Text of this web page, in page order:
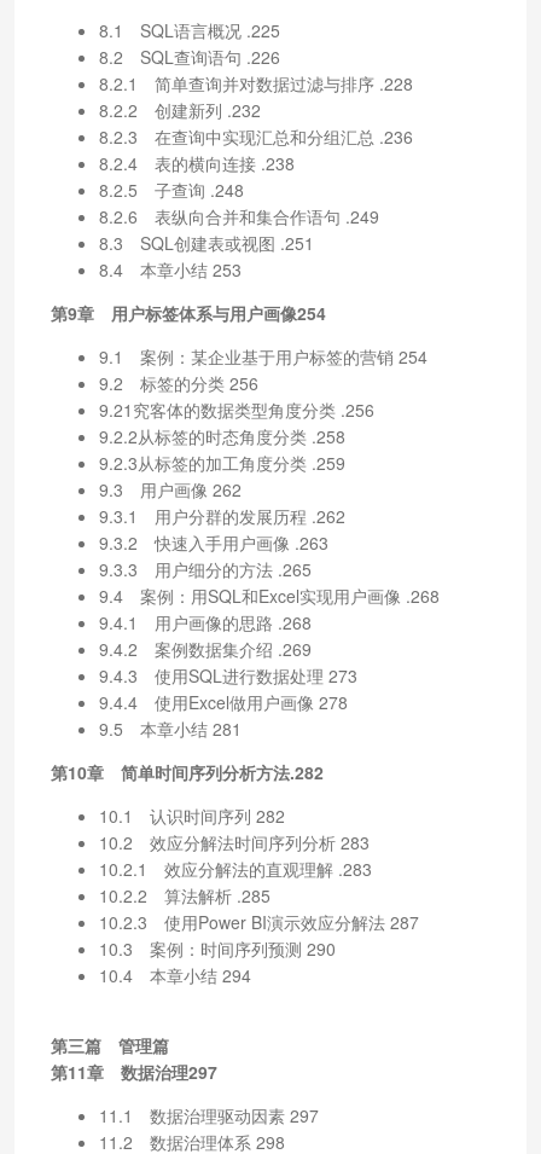
8.1 SQL语言概况 .225
8.2 SQL查询语句 .226
8.2.1 简单查询并对数据过滤与排序 .228
8.2.2 创建新列 .232
8.2.3 在查询中实现汇总和分组汇总 .236
8.2.4 表的横向连接 .238
8.2.5 子查询 .248
8.2.6 表纵向合并和集合作语句 .249
8.3 SQL创建表或视图 .251
8.4 本章小结 253
第9章 用户标签体系与用户画像254
9.1 案例：某企业基于用户标签的营销 254
9.2 标签的分类 256
9.21究客体的数据类型角度分类 .256
9.2.2从标签的时态角度分类 .258
9.2.3从标签的加工角度分类 .259
9.3 用户画像 262
9.3.1 用户分群的发展历程 .262
9.3.2 快速入手用户画像 .263
9.3.3 用户细分的方法 .265
9.4 案例：用SQL和Excel实现用户画像 .268
9.4.1 用户画像的思路 .268
9.4.2 案例数据集介绍 .269
9.4.3 使用SQL进行数据处理 273
9.4.4 使用Excel做用户画像 278
9.5 本章小结 281
第10章 简单时间序列分析方法.282
10.1 认识时间序列 282
10.2 效应分解法时间序列分析 283
10.2.1 效应分解法的直观理解 .283
10.2.2 算法解析 .285
10.2.3 使用Power BI演示效应分解法 287
10.3 案例：时间序列预测 290
10.4 本章小结 294
第三篇 管理篇
第11章 数据治理297
11.1 数据治理驱动因素 297
11.2 数据治理体系 298